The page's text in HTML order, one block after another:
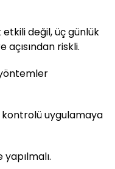
değil, üç günlük
riskli.
kontrolü uygulamaya